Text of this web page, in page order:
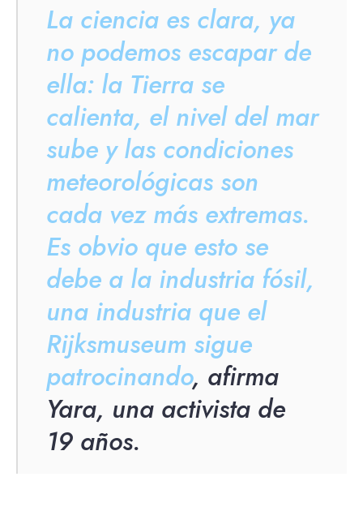
La ciencia es clara, ya
no podemos escapar de
ella: la Tierra se
calienta, el nivel del mar
sube y las condiciones
meteorológicas son
cada vez más extremas.
Es obvio que esto se
debe a la industria fósil,
una industria que el
Rijksmuseum sigue
patrocinando, afirma
Yara, una activista de
19 años.